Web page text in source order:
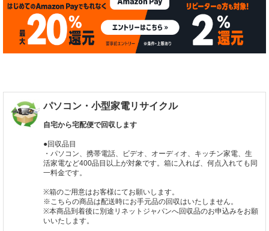
パソコン・小型家電リサイクル
自宅から宅配便で回収します
●回収品目
・パソコン、携帯電話、ビデオ、オーディオ、キッチン家電、生
活家電など400品目以上が対象です。箱に入れば、何点入れても同
一料金です。
※箱のご用意はお客様にてお願いします。
※こちらの商品は配送時にお手元品の回収はいたしません。
※本商品到着後に別途リネットジャパンへ回収品のお申込みをお願
いいたします。